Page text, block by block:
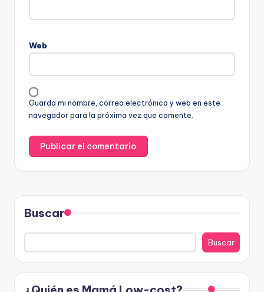
Web
Guarda mi nombre, correo electrónico y web en este
navegador para la próxima vez que comente.
Buscar
Buscar